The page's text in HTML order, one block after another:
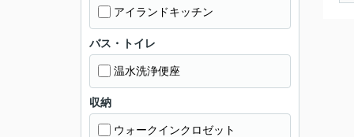
アイランドキッチン
バス・トイレ
温水洗浄便座
収納
ウォークインクロゼット